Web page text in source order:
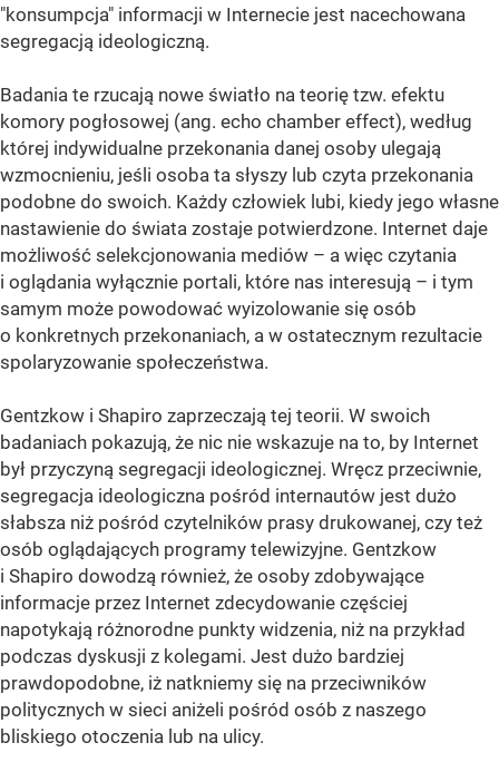
"konsumpcja" informacji w Internecie jest nacechowana
segregacją ideologiczną.
Badania te rzucają nowe światło na teorię tzw. efektu
komory pogłosowej (ang. echo chamber effect), według
której indywidualne przekonania danej osoby ulegają
wzmocnieniu, jeśli osoba ta słyszy lub czyta przekonania
podobne do swoich. Każdy człowiek lubi, kiedy jego własne
nastawienie do świata zostaje potwierdzone. Internet daje
możliwość selekcjonowania mediów – a więc czytania
i oglądania wyłącznie portali, które nas interesują – i tym
samym może powodować wyizolowanie się osób
o konkretnych przekonaniach, a w ostatecznym rezultacie
spolaryzowanie społeczeństwa.
Gentzkow i Shapiro zaprzeczają tej teorii. W swoich
badaniach pokazują, że nic nie wskazuje na to, by Internet
był przyczyną segregacji ideologicznej. Wręcz przeciwnie,
segregacja ideologiczna pośród internautów jest dużo
słabsza niż pośród czytelników prasy drukowanej, czy też
osób oglądających programy telewizyjne. Gentzkow
i Shapiro dowodzą również, że osoby zdobywające
informacje przez Internet zdecydowanie częściej
napotykają różnorodne punkty widzenia, niż na przykład
podczas dyskusji z kolegami. Jest dużo bardziej
prawdopodobne, iż natkniemy się na przeciwników
politycznych w sieci aniżeli pośród osób z naszego
bliskiego otoczenia lub na ulicy.